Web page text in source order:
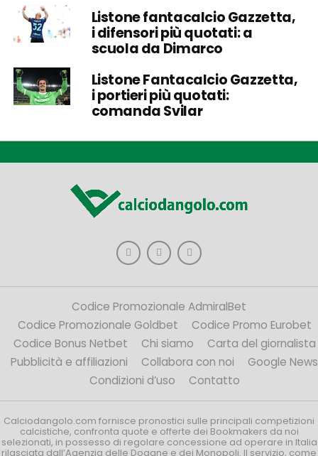
Listone fantacalcio Gazzetta,
i difensori più quotati: a
scuola da Dimarco
Listone Fantacalcio Gazzetta,
i portieri più quotati:
comanda Svilar
Codice Promozionale AdmiralBet
Codice Promozionale Goldbet
Codice Promo Eurobet
Codice Bonus Netbet
Chi siamo
Carta del giornalista
Pubblicità e affiliazioni
Collabora con noi
Google News
Condizioni d’uso
Contatto
Calciodangolo.com fornisce pronostici sulle principali competizioni
calcistiche, confronta quote e offerte dei Bookmakers da noi
selezionati, in possesso di regolare concessione ad operare in Italia
rilasciata dall’Agenzia delle Dogane e dei Monopoli. Il servizio, come